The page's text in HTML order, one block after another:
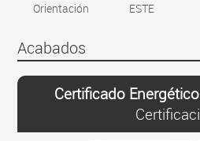
Orientación
ESTE
Acabados
Certificado Energético